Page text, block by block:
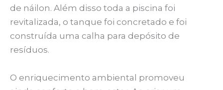
de náilon. Além disso toda a piscina foi
revitalizada, o tanque foi concretado e foi
construída uma calha para depósito de
resíduos.
O enriquecimento ambiental promoveu